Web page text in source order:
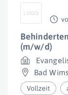
(m/w/d)
Bad
Vollzeit